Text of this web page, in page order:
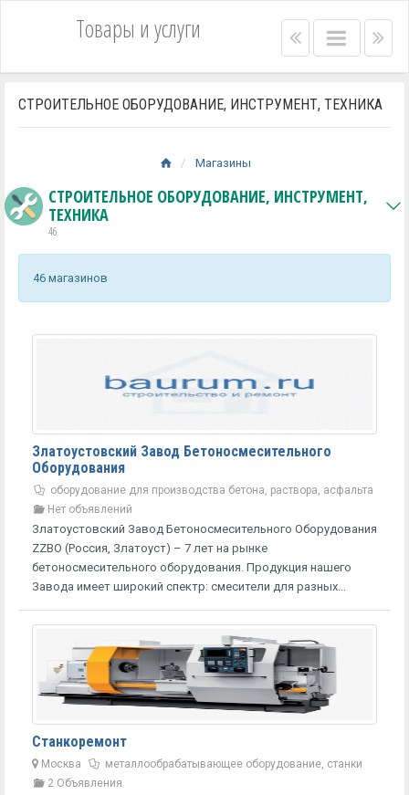
Товары и услуги Left
bar
Main
menu
Right
menu
bar
СТРОИТЕЛЬНОЕ ОБОРУДОВАНИЕ, ИНСТРУМЕНТ, ТЕХНИКА
Магазины
СТРОИТЕЛЬНОЕ ОБОРУДОВАНИЕ, ИНСТРУМЕНТ,
ТЕХНИКА
46
46 магазинов
Златоустовский Завод Бетоносмесительного
Оборудования
оборудование для производства бетона, раствора, асфальта
Нет объявлений
Златоустовский Завод Бетоносмесительного Оборудования
ZZBO (Россия, Златоуст) – 7 лет на рынке
бетоносмесительного оборудования. Продукция нашего
Завода имеет широкий спектр: смесители для разных...
Станкоремонт
Москва
металлообрабатывающее оборудование, станки
2 Объявления